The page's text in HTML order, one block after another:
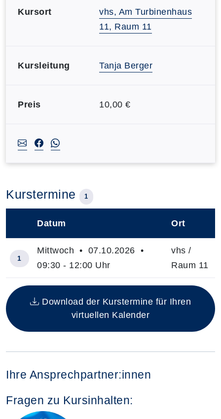
Kursort
vhs, Am Turbinenhaus
11, Raum 11
Kursleitung Tanja Berger
Preis 10,00 €
Kurstermine 1
Insgesamt gibt es 1 Termine zum diesen Kurs
Datum Ort
1
Mittwoch • 07.10.2026 •
09:30 - 12:00 Uhr
vhs /
Raum 11
Download der Kurstermine für Ihren
virtuellen Kalender
Ihre Ansprechpartner:innen
Fragen zu Kursinhalten: